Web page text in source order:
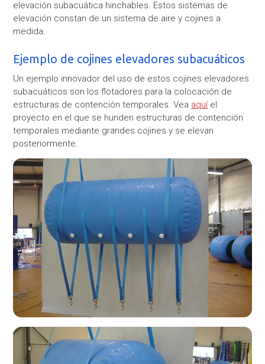
elevación subacuática hinchables. Estos sistemas de
elevación constan de un sistema de aire y cojines a
medida.
Ejemplo de cojines elevadores subacuáticos
Un ejemplo innovador del uso de estos cojines elevadores
subacuáticos son los flotadores para la colocación de
estructuras de contención temporales. Vea aquíel
proyecto en el que se hunden estructuras de contención
temporales mediante grandes cojines y se elevan
posteriormente.